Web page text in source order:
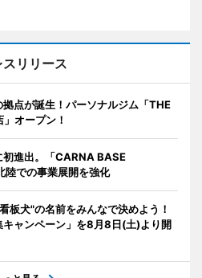
スリリース
点が誕生！パーソナルジム「THE
オープン！
初進出。「CARNA BASE
陸での事業展開を強化
板犬"の名前をみんなで決めよう！
ャンペーン」を8月8日(土)より開